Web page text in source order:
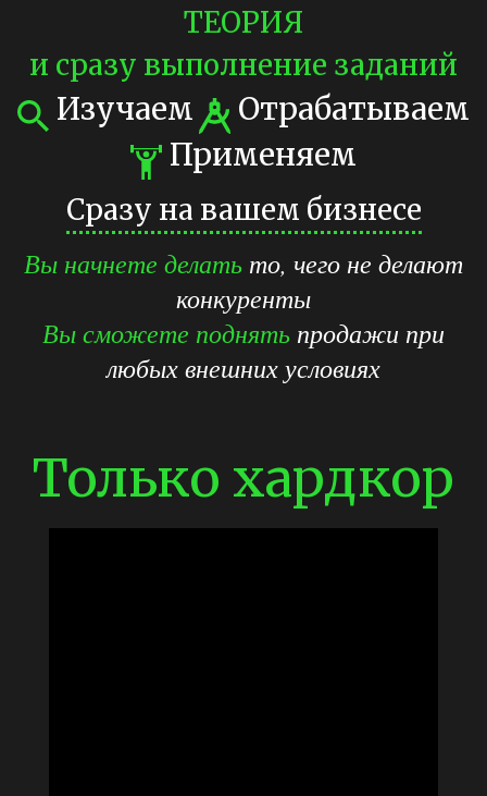
ТЕОРИЯ
и сразу выполнение заданий
Изучаем
Отрабатываем
Применяем
Сразу на вашем бизнесе
Вы начнете делать то, чего не делают
конкуренты
Вы сможете поднять продажи при
любых внешних условиях
Только хардкор